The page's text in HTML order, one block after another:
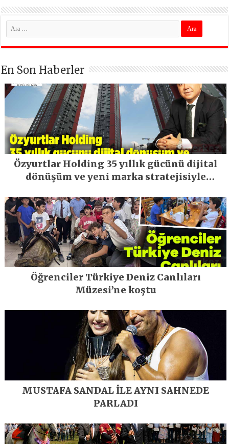
En Son Haberler
Özyurtlar Holding 35 yıllık gücünü dijital
dönüşüm ve yeni marka stratejisiyle
Öğrenciler Türkiye Deniz Canlıları
Müzesi’ne koştu
MUSTAFA SANDAL İLE AYNI SAHNEDE
PARLADI